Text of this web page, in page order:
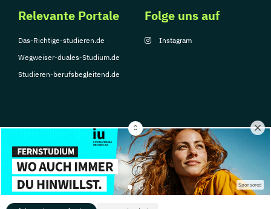
Sponsored
Relevante Portale
Das-Richtige-studieren.de
Wegweiser-duales-Studium.de
Studieren-berufsbegleitend.de
Folge uns auf
Instagram
© Copyright 2026, TarGroup Media GmbH
Impressum
Datenschutzerklärung Nutzungsbedingungen